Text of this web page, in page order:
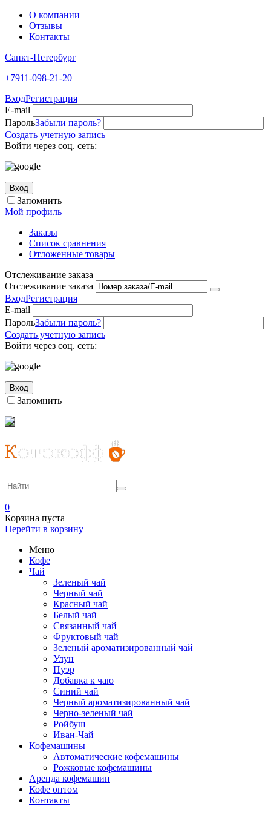
О компании
Отзывы
Контакты
Санкт-Петербург
+7911-098-21-20
ВходРегистрация
E-mail
ПарольЗабыли пароль?
Создать учетную запись
Войти через соц. сеть:
Вход
Запомнить
Мой профиль
Заказы
Список сравнения
Отложенные товары
Отслеживание заказа
Отслеживание заказа
ВходРегистрация
E-mail
ПарольЗабыли пароль?
Создать учетную запись
Войти через соц. сеть:
Вход
Запомнить
0
Корзина пуста
Перейти в корзину
Меню
Кофе
Чай
Зеленый чай
Черный чай
Красный чай
Белый чай
Связанный чай
Фруктовый чай
Зеленый ароматизированный чай
Улун
Пуэр
Добавка к чаю
Синий чай
Черный ароматизированный чай
Черно-зеленый чай
Ройбуш
Иван-Чай
Кофемашины
Автоматические кофемашины
Рожковые кофемашины
Аренда кофемашин
Кофе оптом
Контакты